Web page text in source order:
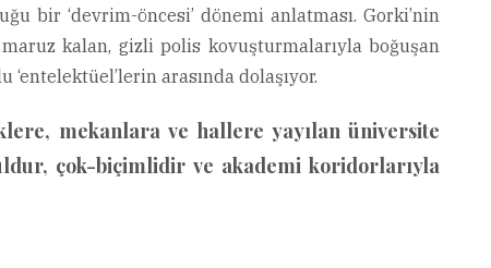
bir ‘devrim-öncesi’ dönemi anlatması. Gorki’nin
kalan, gizli polis kovuşturmalarıyla boğuşan
arasında dolaşıyor.
mekanlara ve hallere yayılan üniversite
çok-biçimlidir ve akademi koridorlarıyla